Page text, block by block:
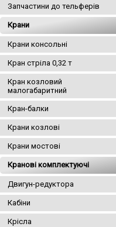
Запчастини до тельферів
Крани
Крани консольні
Кран стріла 0,32 т
Кран козловий
малогабаритний
Кран-балки
Крани козлові
Крани мостові
Кранові комплектуючі
Двигун-редуктора
Кабіни
Крісла